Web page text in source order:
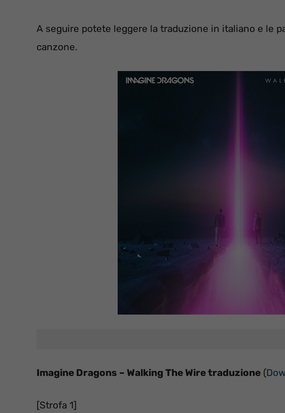
A seguire potete leggere la traduzione in italiano e le
canzone.
Imagine Dragons – Walking The Wire traduzione (
[Strofa 1]